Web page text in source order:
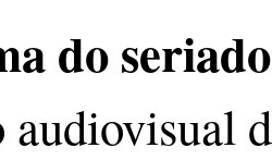
do
audiovisual